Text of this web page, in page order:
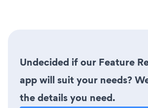
Undecided if our Feature
app will suit your needs?
the details you need.